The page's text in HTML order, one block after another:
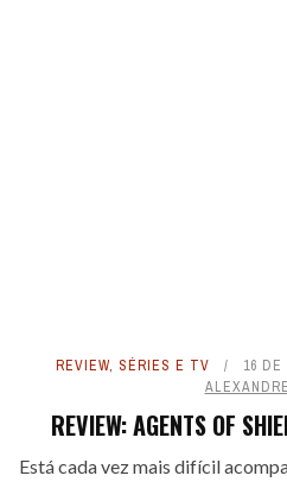
REVIEW, SÉRIES E TV 16 DE
REVIEW: AGENTS OF
Está cada vez mais difícil